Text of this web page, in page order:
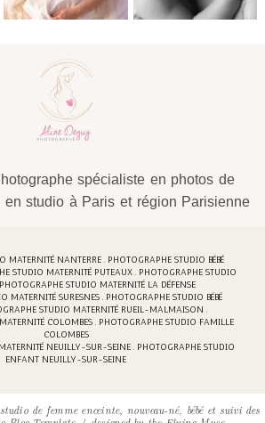
spécialiste en photos de
en studio à Paris et région Parisienne
MATERNITÉ NANTERRE . PHOTOGRAPHE STUDIO BÉBÉ
STUDIO MATERNITÉ PUTEAUX . PHOTOGRAPHE STUDIO
PHOTOGRAPHE STUDIO MATERNITÉ LA DÉFENSE
MATERNITÉ SURESNES . PHOTOGRAPHE STUDIO BÉBÉ
STUDIO MATERNITÉ RUEIL-MALMAISON .
COLOMBES . PHOTOGRAPHE STUDIO FAMILLE
COLOMBES
NEUILLY-SUR-SEINE . PHOTOGRAPHE STUDIO
ENFANT NEUILLY-SUR-SEINE
de femme enceinte, nouveau-né, bébé et suivi des